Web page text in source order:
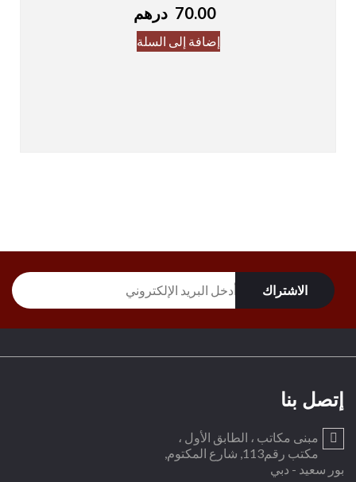
درهم 70.00
إضافة إلى السلة
إتصل بنا
مبنى مكاتب ، الطابق الأول ،
مكتب رقم113, شارع المكتوم,
بور سعيد - دبي